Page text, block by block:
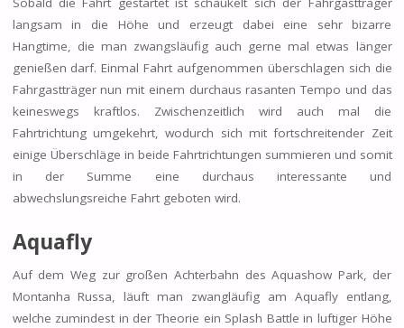
langsam in die Höhe und erzeugt dabei eine sehr bizarre
Hangtime, die man zwangsläufig auch gerne mal etwas länger
genießen darf. Einmal Fahrt aufgenommen überschlagen sich die
Fahrgastträger nun mit einem durchaus rasanten Tempo und das
keineswegs kraftlos. Zwischenzeitlich wird auch mal die
Fahrtrichtung umgekehrt, wodurch sich mit fortschreitender Zeit
einige Überschläge in beide Fahrtrichtungen summieren und somit
in der Summe eine durchaus interessante und
abwechslungsreiche Fahrt geboten wird.
Aquafly
Auf dem Weg zur großen Achterbahn des Aquashow Park, der
Montanha Russa, läuft man zwangläufig am Aquafly entlang,
welche zumindest in der Theorie ein Splash Battle in luftiger Höhe